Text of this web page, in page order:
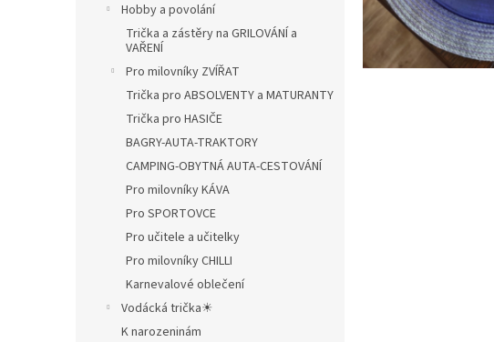
Hobby a povolání
Trička a zástěry na GRILOVÁNÍ a
VAŘENÍ
Pro milovníky ZVÍŘAT
Trička pro ABSOLVENTY a MATURANTY
Trička pro HASIČE
BAGRY-AUTA-TRAKTORY
CAMPING-OBYTNÁ AUTA-CESTOVÁNÍ
Pro milovníky KÁVA
Pro SPORTOVCE
Pro učitele a učitelky
Pro milovníky CHILLI
Karnevalové oblečení
Vodácká trička☀
K narozeninám